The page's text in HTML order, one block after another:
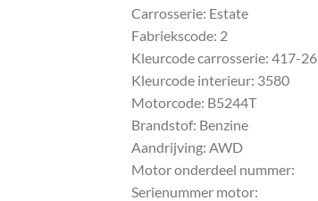
Carrosserie: Estate
Fabriekscode: 2
Kleurcode carrosserie: 417-26
Kleurcode interieur: 3580
Motorcode: B5244T
Brandstof: Benzine
Aandrijving: AWD
Motor onderdeel nummer:
Serienummer motor: